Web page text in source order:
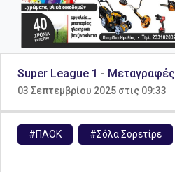
Super League 1 - Μεταγραφές
03 Σεπτεμβρίου 2025 στις 09:33
#ΠΑΟΚ #Σόλα Σορετίρε